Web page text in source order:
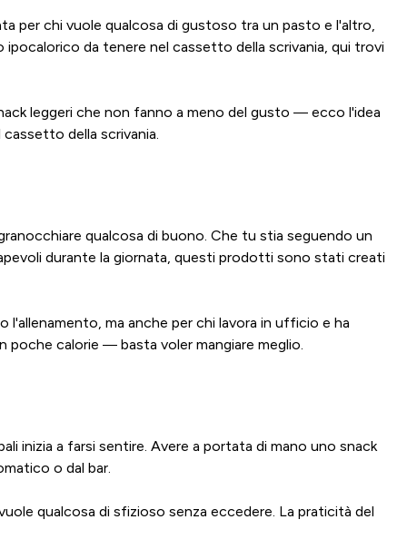
per chi vuole qualcosa di gustoso tra un pasto e l'altro,
da tenere nel cassetto della scrivania, qui trovi
leggeri che non fanno a meno del gusto — ecco l'idea
della scrivania.
qualcosa di buono. Che tu stia seguendo un
durante la giornata, questi prodotti sono stati creati
ma anche per chi lavora in ufficio e ha
calorie — basta voler mangiare meglio.
inizia a farsi sentire. Avere a portata di mano uno snack
o dal bar.
qualcosa di sfizioso senza eccedere. La praticità del